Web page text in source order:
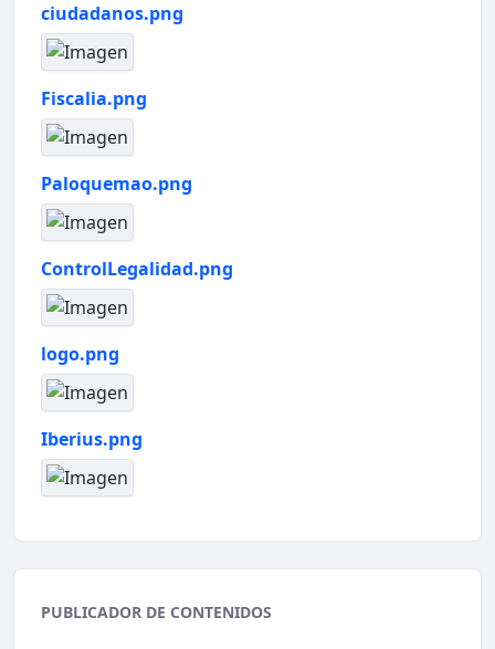
ciudadanos.png
Fiscalia.png
Paloquemao.png
ControlLegalidad.png
logo.png
Iberius.png
PUBLICADOR DE CONTENIDOS